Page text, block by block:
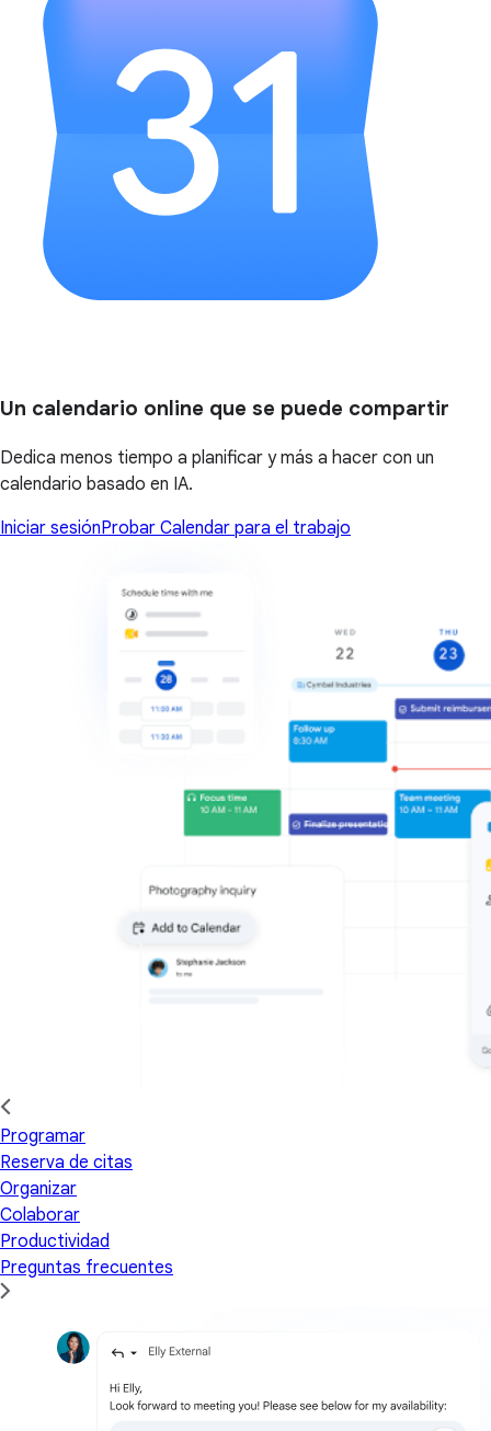
Un calendario online que se puede compartir
Dedica menos tiempo a planificar y más a hacer con un
calendario basado en IA.
Iniciar sesiónProbar Calendar para el trabajo
Programar
Reserva de citas
Organizar
Colaborar
Productividad
Preguntas frecuentes